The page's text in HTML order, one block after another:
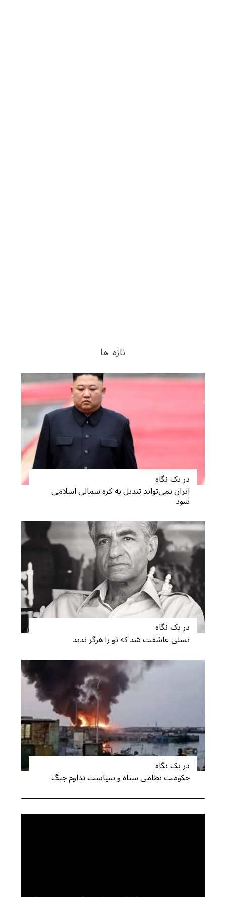
تازه ها
در یک نگاه
ایران نمی‌تواند تبدیل به کره شمالی اسلامی
شود
در یک نگاه
نسلی عاشقت شد که تو را هرگز ندید
در یک نگاه
حکومت نظامی سپاه و سیاست تداوم جنگ
S
e
a
r
c
h
f
o
r